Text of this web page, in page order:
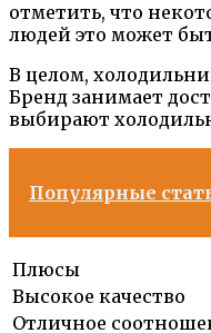
отметить, что
людей это может
В целом,
Бренд занимает
выбирают
Популярные
Плюсы
Высокое качество
Отличное